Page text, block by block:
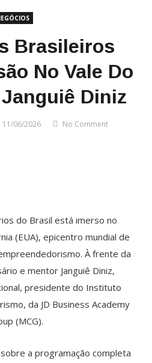
Brasileiros
No Vale Do
Diniz
11/06/2026 No Comment
do Brasil está imerso no
(EUA), epicentro mundial de
À frente da
e mentor Janguiê Diniz,
presidente do Instituto
da JD Business Academy
(MCG).
a programação completa